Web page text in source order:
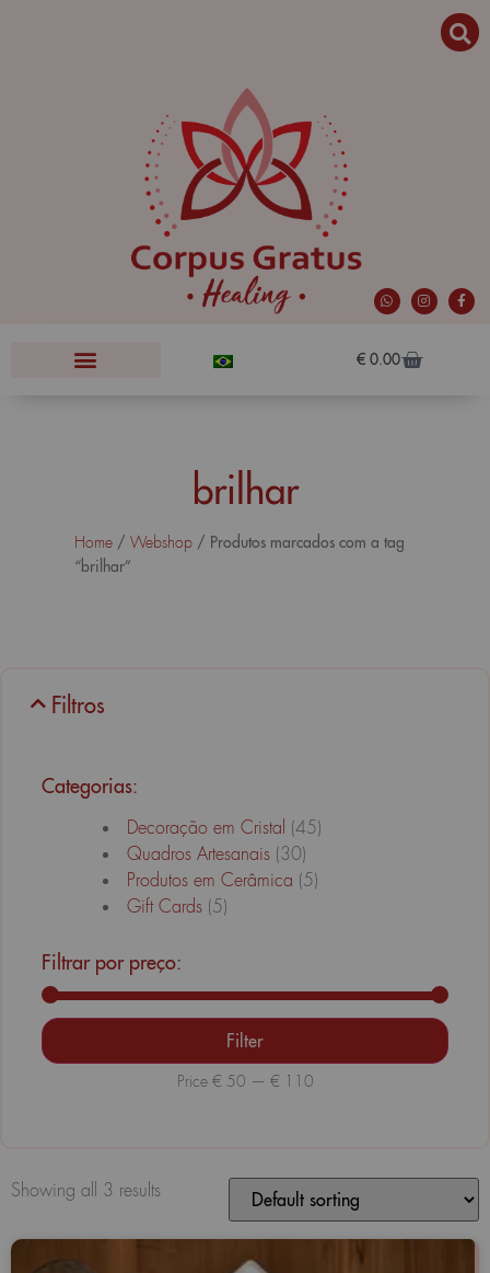
€ 0.00
brilhar
Home / Webshop / Produtos marcados com a tag
“brilhar”
Filtros
Categorias:
Decoração em Cristal (45)
Quadros Artesanais (30)
Produtos em Cerâmica (5)
Gift Cards (5)
Filtrar por preço:
Filter
Price € 50 — € 110
Showing all 3 results